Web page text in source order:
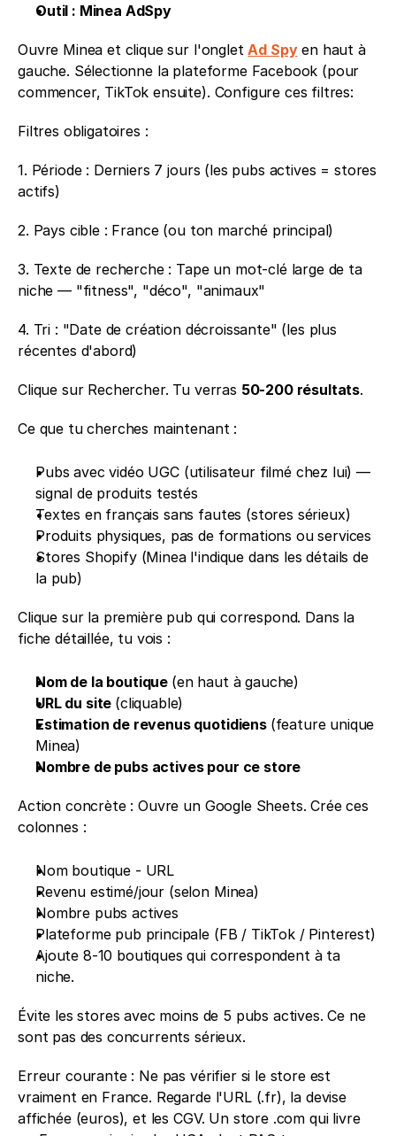
Outil : Minea AdSpy
Ouvre Minea et clique sur l'onglet Ad Spy en haut à
gauche. Sélectionne la plateforme Facebook (pour
commencer, TikTok ensuite). Configure ces filtres:
Filtres obligatoires :
1. Période : Derniers 7 jours (les pubs actives = stores
actifs)
2. Pays cible : France (ou ton marché principal)
3. Texte de recherche : Tape un mot-clé large de ta
niche — "fitness", "déco", "animaux"
4. Tri : "Date de création décroissante" (les plus
récentes d'abord)
Clique sur Rechercher. Tu verras 50-200 résultats.
Ce que tu cherches maintenant :
Pubs avec vidéo UGC (utilisateur filmé chez lui) —
signal de produits testés
Textes en français sans fautes (stores sérieux)
Produits physiques, pas de formations ou services
Stores Shopify (Minea l'indique dans les détails de
la pub)
Clique sur la première pub qui correspond. Dans la
fiche détaillée, tu vois :
Nom de la boutique (en haut à gauche)
URL du site (cliquable)
Estimation de revenus quotidiens (feature unique
Minea)
Nombre de pubs actives pour ce store
Action concrète : Ouvre un Google Sheets. Crée ces
colonnes :
Nom boutique - URL
Revenu estimé/jour (selon Minea)
Nombre pubs actives
Plateforme pub principale (FB / TikTok / Pinterest)
Ajoute 8-10 boutiques qui correspondent à ta
niche.
Évite les stores avec moins de 5 pubs actives. Ce ne
sont pas des concurrents sérieux.
Erreur courante : Ne pas vérifier si le store est
vraiment en France. Regarde l'URL (.fr), la devise
affichée (euros), et les CGV. Un store .com qui livre